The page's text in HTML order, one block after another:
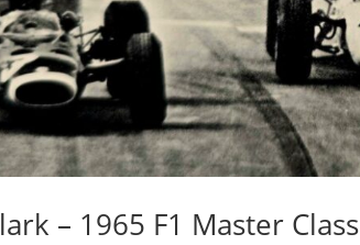
– 1965 F1 Master Class